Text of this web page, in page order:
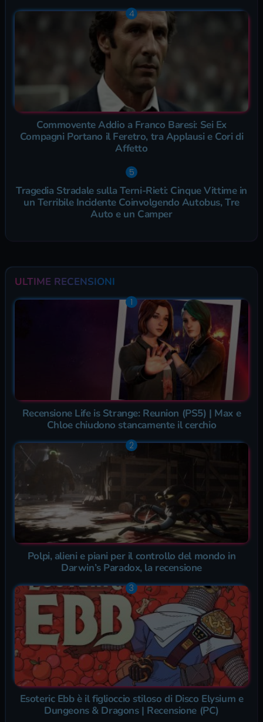
Commovente Addio a Franco Baresi: Sei Ex
Compagni Portano il Feretro, tra Applausi e Cori di
Affetto
Tragedia Stradale sulla Terni-Rieti: Cinque Vittime in
un Terribile Incidente Coinvolgendo Autobus, Tre
Auto e un Camper
ULTIME RECENSIONI
Recensione Life is Strange: Reunion (PS5) | Max e
Chloe chiudono stancamente il cerchio
Polpi, alieni e piani per il controllo del mondo in
Darwin’s Paradox, la recensione
Esoteric Ebb è il figlioccio stiloso di Disco Elysium e
Dungeons & Dragons | Recensione (PC)